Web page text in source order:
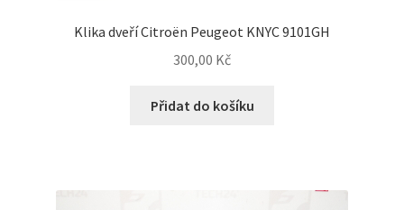
Klika dveří Citroën Peugeot KNYC 9101GH
300,00 Kč
Přidat do košíku